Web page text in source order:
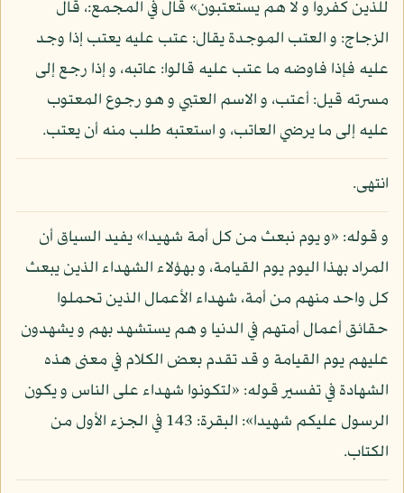
للذين كفروا و لا هم يستعتبون» قال في المجمع:، قال
الزجاج: و العتب الموجدة يقال: عتب عليه يعتب إذا وجد
عليه فإذا فاوضه ما عتب عليه قالوا: عاتبه، و إذا رجع إلى
مسرته قيل: أعتب، و الاسم العتبي و هو رجوع المعتوب
عليه إلى ما يرضي العاتب، و استعتبه طلب منه أن يعتب.
انتهى.
و قوله: «و يوم نبعث من كل أمة شهيدا» يفيد السياق أن
المراد بهذا اليوم يوم القيامة، و بهؤلاء الشهداء الذين يبعث
كل واحد منهم من أمة، شهداء الأعمال الذين تحملوا
حقائق أعمال أمتهم في الدنيا و هم يستشهد بهم و يشهدون
عليهم يوم القيامة و قد تقدم بعض الكلام في معنى هذه
الشهادة في تفسير قوله: «لتكونوا شهداء على الناس و يكون
الرسول عليكم شهيدا»: البقرة: 143 في الجزء الأول من
الكتاب.